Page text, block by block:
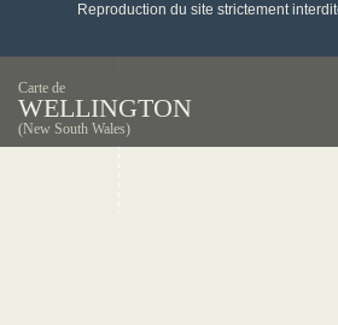
Reproduction du site strictement
Carte de
WELLINGTON
(New South Wales)